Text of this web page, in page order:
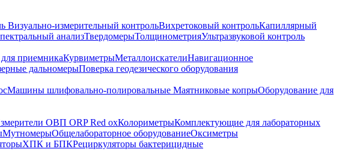
Визуально-измерительный контрольВихретоковый контрольКапиллярный
анализТвердомерыТолщинометрияУльтразвуковой контроль
приемникаКурвиметрыМеталлоискателиНавигационное
дальномерыПоверка геодезического оборудования
Машины шлифовально-полировальные Маятниковые копрыОборудование для
ОВП ORP Red oxКолориметрыКомплектующие для лабораторных
МутномерыОбщелабораторное оборудованиеОксиметры
ХПК и БПКРециркуляторы бактерицидные